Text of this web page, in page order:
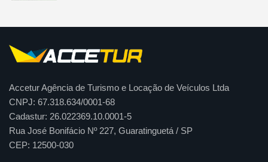
Accetur Agência de Turismo e Locação de Veículos Ltda
CNPJ: 67.318.634/0001-68
Cadastur: 26.022369.10.0001-5
Rua José Bonifácio Nº 227, Guaratinguetá / SP
CEP: 12500-030